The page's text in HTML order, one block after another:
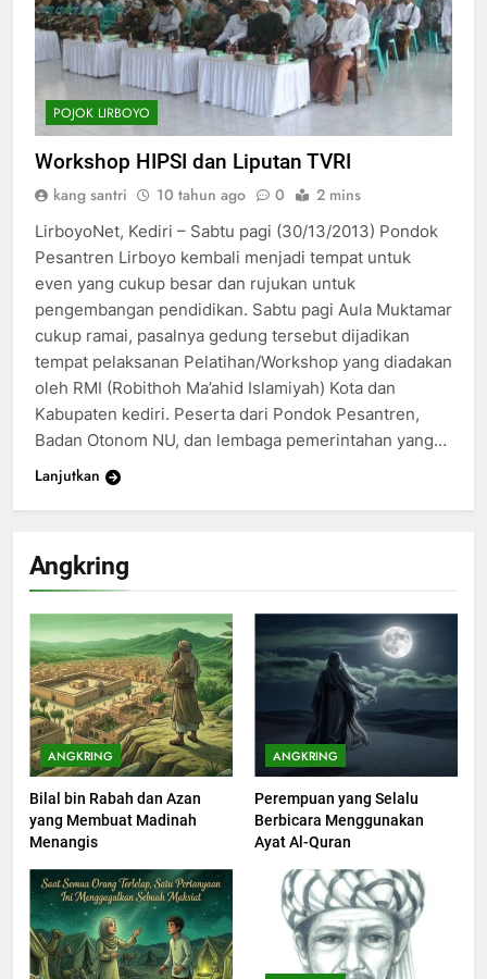
Angkring
ANGKRING
Bilal bin Rabah dan Azan
yang Membuat Madinah
Menangis
ANGKRING
Perempuan yang Selalu
Berbicara Menggunakan
Ayat Al-Quran
200
201
Khutbah jumat: Sejarah
Seebagai Pembangkit Jiwa
KHUTBAH
202
Khutbah Jumat : Supaya Amal
Bisa Diterima
KHUTBAH
203
Khutbah Jumat: Bulan
POJOK LIRBOYO
Workshop HIPSI dan Liputan TVRI
kang santri 10 tahun ago 0 2 mins
LirboyoNet, Kediri – Sabtu pagi (30/13/2013) Pondok
Pesantren Lirboyo kembali menjadi tempat untuk
even yang cukup besar dan rujukan untuk
pengembangan pendidikan. Sabtu pagi Aula Muktamar
cukup ramai, pasalnya gedung tersebut dijadikan
tempat pelaksanan Pelatihan/Workshop yang diadakan
oleh RMI (Robithoh Ma’ahid Islamiyah) Kota dan
Kabupaten kediri. Peserta dari Pondok Pesantren,
Badan Otonom NU, dan lembaga pemerintahan yang…
Lanjutkan